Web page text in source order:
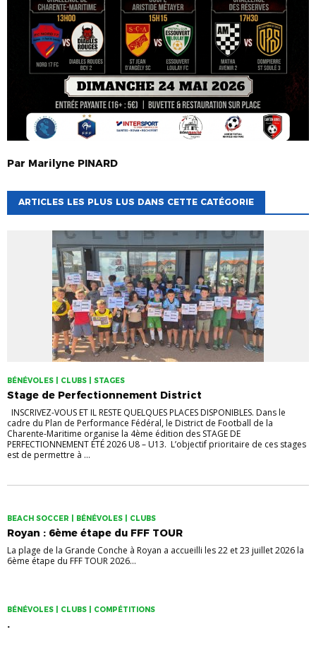
Par Marilyne PINARD
ARTICLES LES PLUS LUS DANS CETTE CATÉGORIE
BÉNÉVOLES | CLUBS | STAGES
Stage de Perfectionnement District
INSCRIVEZ-VOUS ET IL RESTE QUELQUES PLACES DISPONIBLES. Dans le
cadre du Plan de Performance Fédéral, le District de Football de la
Charente-Maritime organise la 4ème édition des STAGE DE
PERFECTIONNEMENT ÉTÉ 2026 U8 – U13. L’objectif prioritaire de ces stages
est de permettre à ...
BEACH SOCCER | BÉNÉVOLES | CLUBS
Royan : 6ème étape du FFF TOUR
La plage de la Grande Conche à Royan a accueilli les 22 et 23 juillet 2026 la
6ème étape du FFF TOUR 2026...
BÉNÉVOLES | CLUBS | COMPÉTITIONS
.